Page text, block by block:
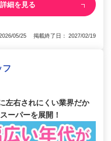
詳細を見る
05/25 掲載終了日： 2027/02/19
フ
左右されにくい業界だか
ーパーを展開！